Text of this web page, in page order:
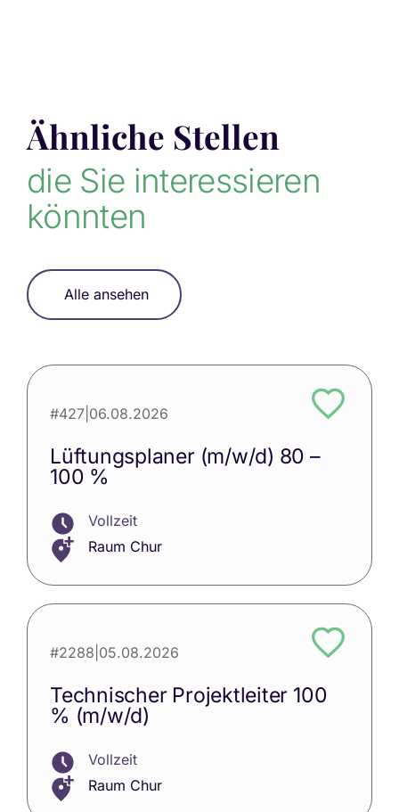
Ähnliche Stellen
die Sie interessieren
könnten
Alle ansehen
#427 06.08.2026
Lüftungsplaner (m/w/d) 80 –
100 %
Vollzeit
Raum Chur
#2288 05.08.2026
Technischer Projektleiter 100
% (m/w/d)
Vollzeit
Raum Chur